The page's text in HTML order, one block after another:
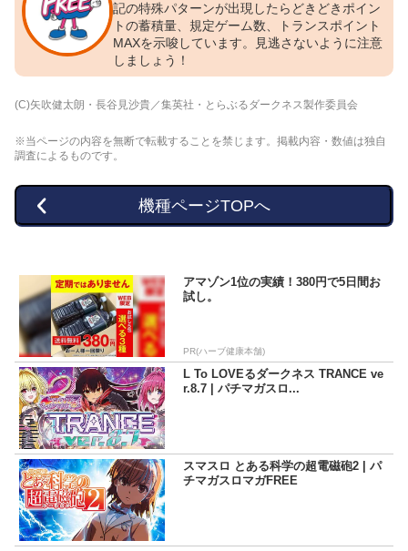
記の特殊パターンが出現したらどきどきポイン
トの蓄積量、規定ゲーム数、トランスポイント
MAXを示唆しています。見逃さないように注意
しましょう！
(C)矢吹健太朗・長谷見沙貴／集英社・とらぶるダークネス製作委員会
※当ページの内容を無断で転載することを禁じます。掲載内容・数値は独自
調査によるものです。
機種ページTOPへ
アマゾン1位の実績！380円で5日間お
試し。
PR(ハーブ健康本舗)
L To LOVEるダークネス TRANCE ve
r.8.7 | パチマガスロ...
スマスロ とある科学の超電磁砲2 | パ
チマガスロマガFREE